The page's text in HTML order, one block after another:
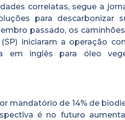
correlatas, segue a
para descarbonizar
passado, os
iniciaram a operação
em inglês para óleo
mandatório de 14% de
é no futuro